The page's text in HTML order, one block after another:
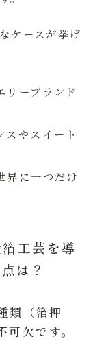
ケースが挙げ
リーブランド
スやスイート
界に一つだけ
工芸を導
は？
類（箔押
欠です。